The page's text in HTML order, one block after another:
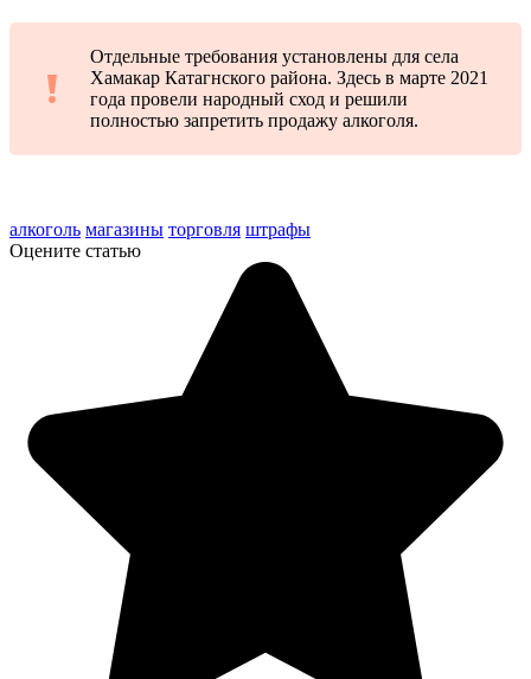
Отдельные требования установлены для села
Хамакар Катагнского района. Здесь в марте 2021
года провели народный сход и решили
полностью запретить продажу алкоголя.
алкоголь магазины торговля штрафы
Оцените статью